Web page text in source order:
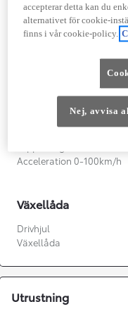
Motor
Prestanda
Acceleration 0-100km/h
Växellåda
Drivhjul
Växellåda
Utrustning
accepterar detta kan du
alternativet för cookie-
finns i vår cookie-policy.
Nej, avvisa